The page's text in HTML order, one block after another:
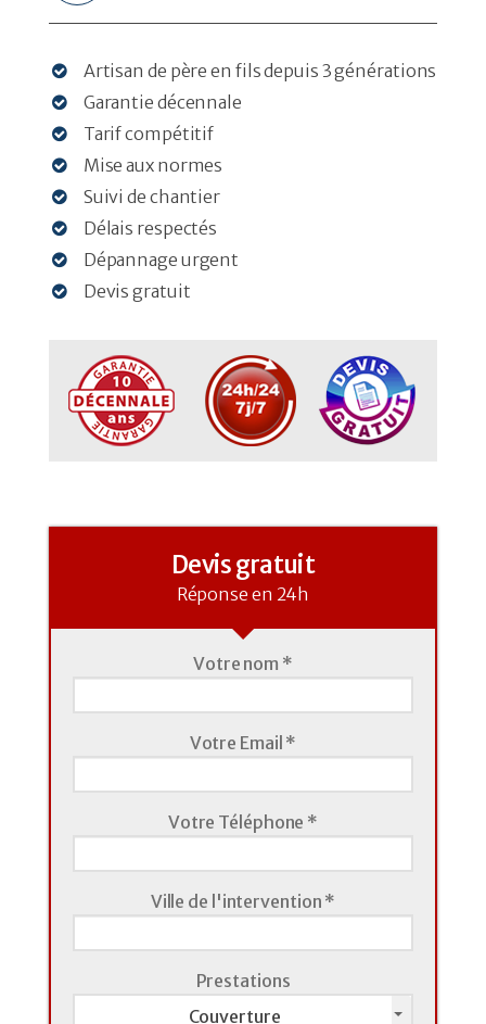
Artisan de père en fils depuis 3 générations
Garantie décennale
Tarif compétitif
Mise aux normes
Suivi de chantier
Délais respectés
Dépannage urgent
Devis gratuit
Devis gratuit
Réponse en 24h
Votre nom *
Votre Email *
Votre Téléphone *
Ville de l'intervention *
Prestations
Couverture